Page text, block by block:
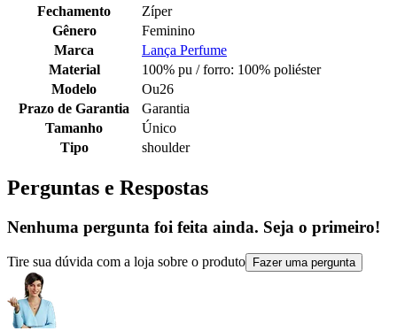
Fechamento
Zíper
Gênero
Feminino
Marca
Lança Perfume
Material
100% pu / forro: 100% poliéster
Modelo
Ou26
Prazo de Garantia
Garantia
Tamanho
Único
Tipo
shoulder
Perguntas e Respostas
Nenhuma pergunta foi feita ainda. Seja o primeiro!
Tire sua dúvida com a loja sobre o produto Fazer uma pergunta